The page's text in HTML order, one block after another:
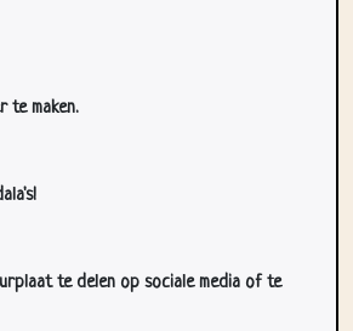
maken.
te delen op sociale media of te